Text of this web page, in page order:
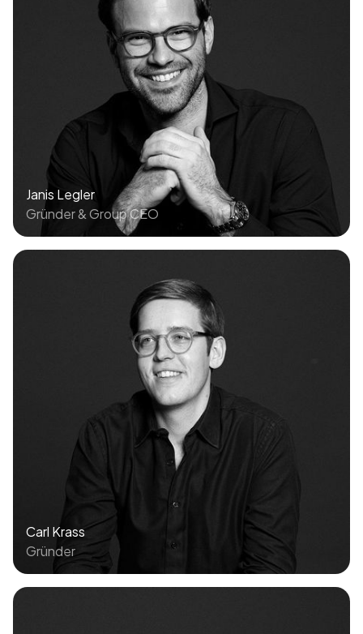
Janis Legler
Gründer & Group CEO
Carl Krass
Gründer